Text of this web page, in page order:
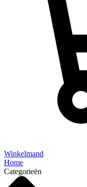
Winkelmand
Home
Categorieën